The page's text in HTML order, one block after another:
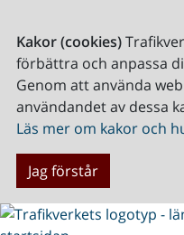
Kakor (cookies)
förbättra och anpassa
Genom att använda
användandet av dessa
Läs mer om kakor och
Jag förstår